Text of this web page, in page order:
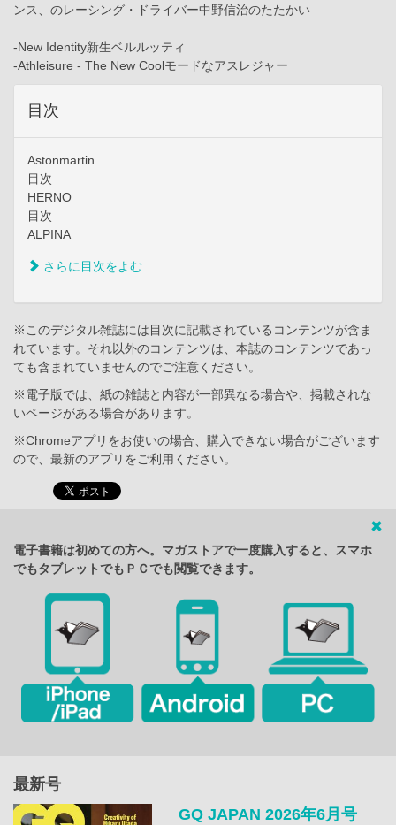
ンス、のレーシング・ドライバー中野信治のたたかい
-New Identity新生ベルルッティ
-Athleisure - The New Coolモードなアスレジャー
目次
Astonmartin
目次
HERNO
目次
ALPINA
さらに目次をよむ
※このデジタル雑誌には目次に記載されているコンテンツが含ま
れています。それ以外のコンテンツは、本誌のコンテンツであっ
ても含まれていませんのでご注意ください。
※電子版では、紙の雑誌と内容が一部異なる場合や、掲載されな
いページがある場合があります。
※Chromeアプリをお使いの場合、購入できない場合がございます
ので、最新のアプリをご利用ください。
電子書籍は初めての方へ。マガストアで一度購入すると、スマホ
でもタブレットでもＰＣでも閲覧できます。
最新号
GQ JAPAN 2026年6月号